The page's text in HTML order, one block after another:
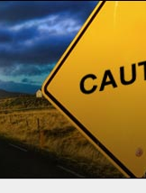
PAMM
tư